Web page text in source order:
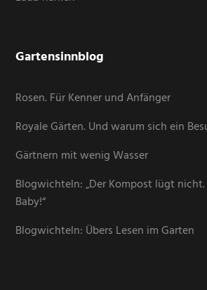
Gartensinnblog
Rosen. Für Kenner und Anfänger
Royale Gärten. Und warum sich ein
Gärtnern mit wenig Wasser
Blogwichteln: „Der Kompost lügt
Baby!“
Blogwichteln: Übers Lesen im Garten